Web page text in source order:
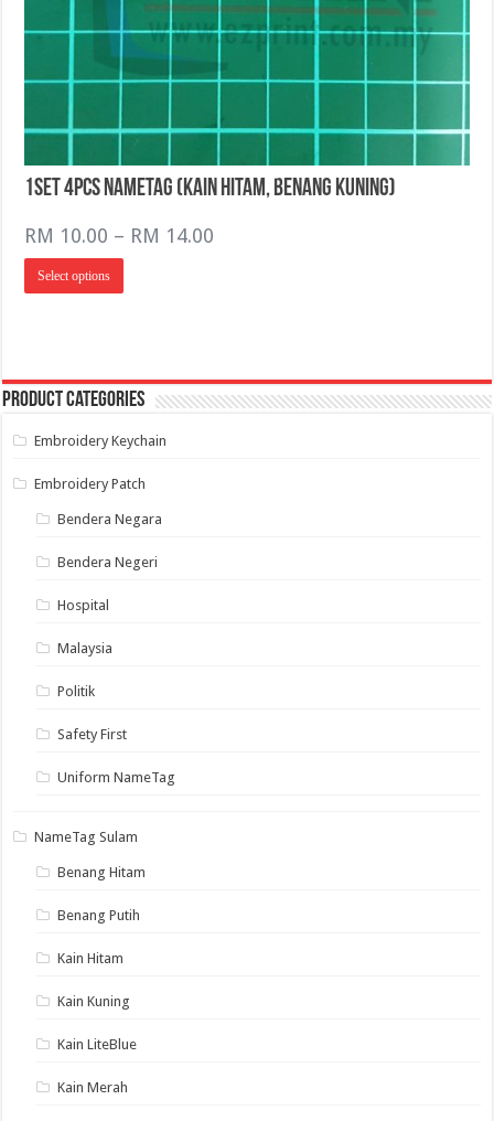
1Set 4pcs NameTag (Kain Hitam, Benang Kuning)
RM 10.00 – RM 14.00
Select options
This
has
may
be
the
page
Product categories
Embroidery Keychain
Embroidery Patch
Bendera Negara
Bendera Negeri
Hospital
Malaysia
Politik
Safety First
Uniform NameTag
NameTag Sulam
Benang Hitam
Benang Putih
Kain Hitam
Kain Kuning
Kain LiteBlue
Kain Merah